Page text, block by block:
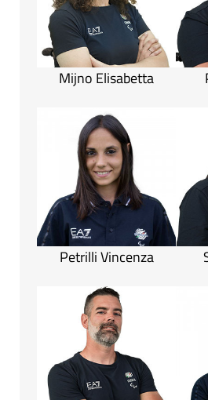
Mijno Elisabetta
Petrilli Vincenza